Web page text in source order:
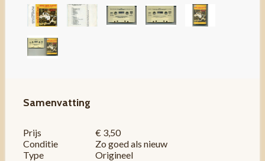
Samenvatting
Prijs
€ 3,50
Conditie
Zo goed als nieuw
Type
Origineel